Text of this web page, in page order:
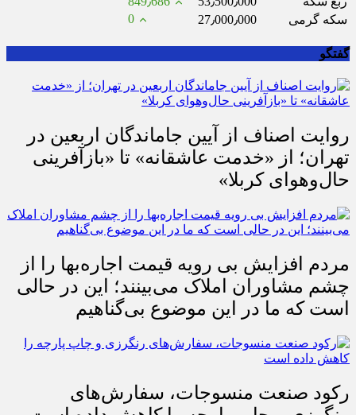
سکه گرمی
27٫000٫000 0
گفتگو
روایت اصناف از آیین جاماندگان اربعین در
تهران؛ از «خدمت عاشقانه» تا «بازآفرینی
حال‌وهوای کربلا»
مردم افزایش بی رویه قیمت اجاره‌بها را از
چشم مشاوران املاک می‌بینند؛ این در حالی
است که ما در این موضوع بی‌گناهیم
رکود صنعت منسوجات، سفارش‌های